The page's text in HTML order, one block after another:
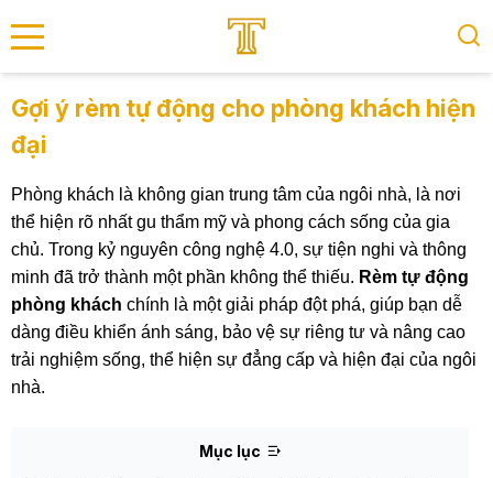
menu
Gợi ý rèm tự động cho phòng khách hiện
đại
Phòng khách là không gian trung tâm của ngôi nhà, là nơi
thể hiện rõ nhất gu thẩm mỹ và phong cách sống của gia
chủ. Trong kỷ nguyên công nghệ 4.0, sự tiện nghi và thông
minh đã trở thành một phần không thể thiếu. Rèm tự động
phòng khách chính là một giải pháp đột phá, giúp bạn dễ
dàng điều khiển ánh sáng, bảo vệ sự riêng tư và nâng cao
trải nghiệm sống, thể hiện sự đẳng cấp và hiện đại của ngôi
nhà.
Mục lục